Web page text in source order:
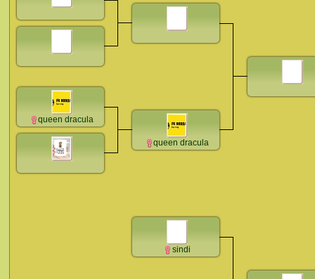
queen dracula
queen dracula
sindi